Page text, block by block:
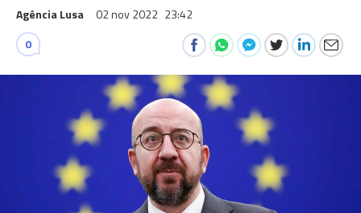
Agência Lusa 02 nov 2022 23:42
0